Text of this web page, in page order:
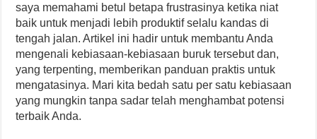
saya memahami betul betapa frustrasinya ketika niat
baik untuk menjadi lebih produktif selalu kandas di
tengah jalan. Artikel ini hadir untuk membantu Anda
mengenali kebiasaan-kebiasaan buruk tersebut dan,
yang terpenting, memberikan panduan praktis untuk
mengatasinya. Mari kita bedah satu per satu kebiasaan
yang mungkin tanpa sadar telah menghambat potensi
terbaik Anda.